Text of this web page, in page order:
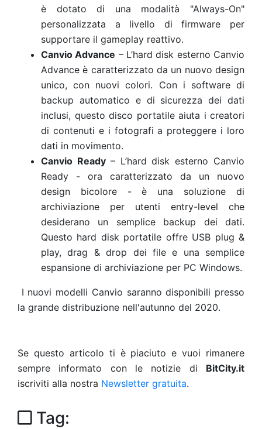
è dotato di una modalità "Always-On"
personalizzata a livello di firmware per
supportare il gameplay reattivo.
Canvio Advance – L’hard disk esterno Canvio
Advance è caratterizzato da un nuovo design
unico, con nuovi colori. Con i software di
backup automatico e di sicurezza dei dati
inclusi, questo disco portatile aiuta i creatori
di contenuti e i fotografi a proteggere i loro
dati in movimento.
Canvio Ready – L’hard disk esterno Canvio
Ready - ora caratterizzato da un nuovo
design bicolore - è una soluzione di
archiviazione per utenti entry-level che
desiderano un semplice backup dei dati.
Questo hard disk portatile offre USB plug &
play, drag & drop dei file e una semplice
espansione di archiviazione per PC Windows.
I nuovi modelli Canvio saranno disponibili presso
la grande distribuzione nell'autunno del 2020.
Se questo articolo ti è piaciuto e vuoi rimanere
sempre informato con le notizie di BitCity.it
iscriviti alla nostra Newsletter gratuita.
Tag: